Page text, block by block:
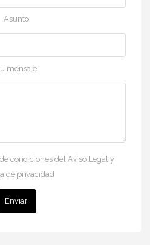
Asunto
mensaje
condiciones del Aviso Legal y
de privacidad